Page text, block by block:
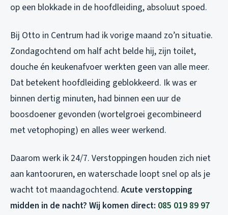
op een blokkade in de hoofdleiding, absoluut spoed.
Bij Otto in Centrum had ik vorige maand zo’n situatie.
Zondagochtend om half acht belde hij, zijn toilet,
douche én keukenafvoer werkten geen van alle meer.
Dat betekent hoofdleiding geblokkeerd. Ik was er
binnen dertig minuten, had binnen een uur de
boosdoener gevonden (wortelgroei gecombineerd
met vetophoping) en alles weer werkend.
Daarom werk ik 24/7. Verstoppingen houden zich niet
aan kantooruren, en waterschade loopt snel op als je
wacht tot maandagochtend. Acute verstopping
midden in de nacht? Wij komen direct: 085 019 89 97